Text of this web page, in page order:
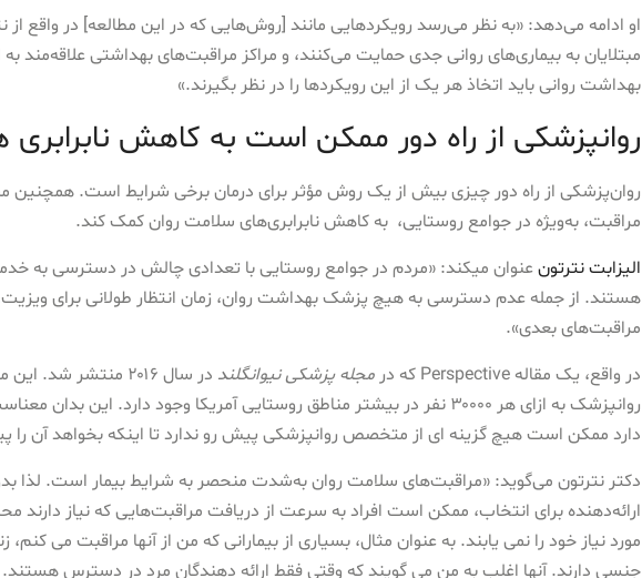
او ادامه می‌دهد: «به نظر می‌رسد رویکردهایی مانند [روش‌هایی که در این مطالعه] در واقع از
مبتلایان به بیماری‌های روانی جدی حمایت می‌کنند، و مراکز مراقبت‌های بهداشتی علاقه‌مند
بهداشت روانی باید اتخاذ هر یک از این رویکردها را در نظر بگیرند.»
روانپزشکی از راه دور ممکن است به کاهش
روان‌پزشکی از راه دور چیزی بیش از یک روش مؤثر برای درمان برخی شرایط است.
مراقبت، به‌ویژه در جوامع روستایی، به کاهش نابرابری‌های سلامت روان کمک کند.
الیزابت نترتونعنوان میکند: «مردم در جوامع روستایی با تعدادی چالش در دسترسی به
هستند. از جمله عدم دسترسی به هیچ پزشک بهداشت روان، زمان انتظار طولانی برای
مراقبت‌های بعدی».
در واقع، یک مقاله Perspective که در
مجله پزشکی نیوانگلند
در سال ۲۰۱۶ منتشر
روانپزشک به ازای هر ۳۰۰۰۰ نفر در بیشتر مناطق روستایی آمریکا وجود دارد. این
دارد ممکن است هیچ گزینه ای از متخصص روانپزشکی پیش رو ندارد تا اینکه بخواهد آن را
دکتر نترتون می‌گوید: «مراقبت‌های سلامت روان به‌شدت منحصر به شرایط بیمار است. لذا
ارائه‌دهنده برای انتخاب، ممکن است افراد به سرعت از دریافت مراقبت‌هایی که نیاز دارند
مورد نیاز خود را نمی یابند. به عنوان مثال، بسیاری از بیمارانی که من از آنها مراقبت می
جنسی دارند. آنها اغلب به من می گویند که وقتی فقط ارائه دهندگان مرد در دسترس